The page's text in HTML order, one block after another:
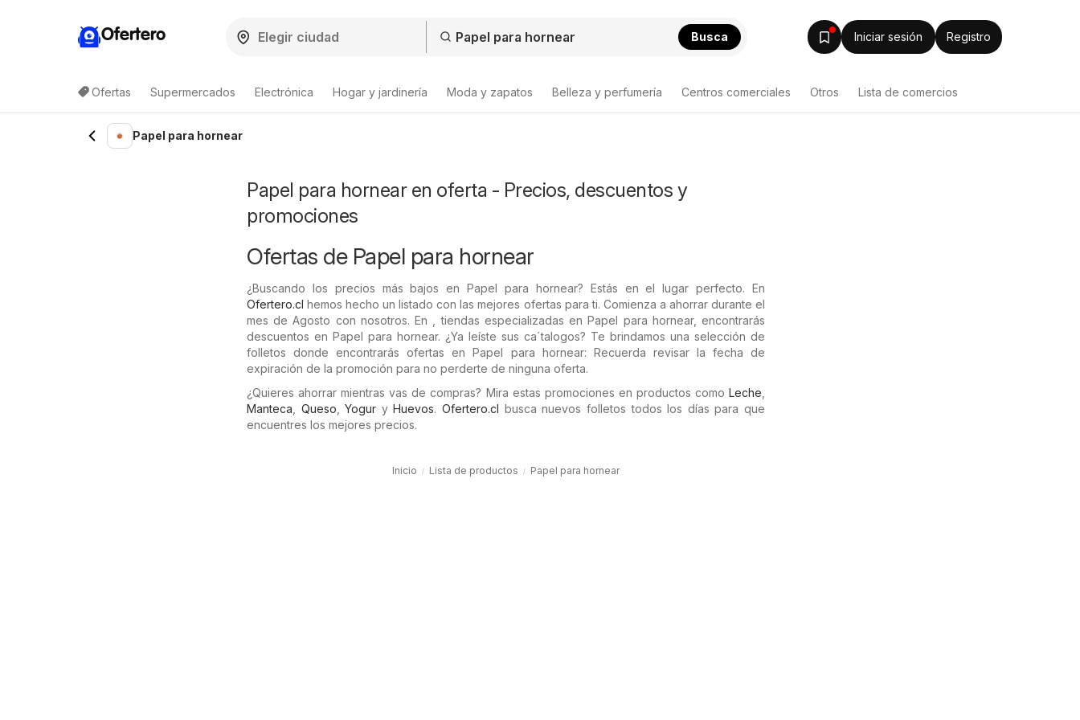
Ofertero Busca Iniciar sesión Registro
Ofertas Supermercados Electrónica Hogar y jardinería Moda y zapatos Belleza y perfumería Centros comerciales Otros Lista de comercios
Lista de productosPapel para hornear
Papel para hornear en oferta - Precios, descuentos y
promociones
Ofertas de Papel para hornear
¿Buscando los precios más bajos en Papel para hornear? Estás en el lugar perfecto. En
Ofertero.cl hemos hecho un listado con las mejores ofertas para ti. Comienza a ahorrar durante el
mes de Agosto con nosotros. En , tiendas especializadas en Papel para hornear, encontrarás
descuentos en Papel para hornear. ¿Ya leíste sus ca´talogos? Te brindamos una selección de
folletos donde encontrarás ofertas en Papel para hornear: Recuerda revisar la fecha de
expiración de la promoción para no perderte de ninguna oferta.
¿Quieres ahorrar mientras vas de compras? Mira estas promociones en productos como Leche
Manteca
Queso ,Yogur yHuevos.Ofertero.cl busca nuevos folletos todos los días para que
encuentres los mejores precios.
Inicio Lista de productos Papel para hornear